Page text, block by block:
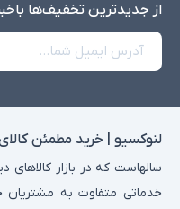
از جدید‌ترین تخفیف‌ها
لنوکسیو | خرید مطمئن
سالهاست که در بازار کالاهای
خدماتی متفاوت به مشتریان